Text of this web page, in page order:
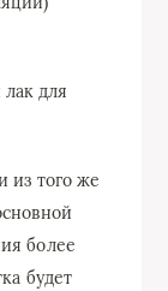
для
из того же
более
будет